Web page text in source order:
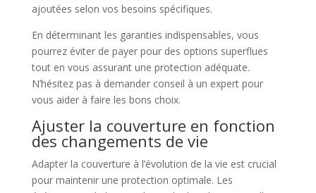
ajoutées selon vos besoins spécifiques.
En déterminant les garanties indispensables, vous
pourrez éviter de payer pour des options superflues
tout en vous assurant une protection adéquate.
N’hésitez pas à demander conseil à un expert pour
vous aider à faire les bons choix.
Ajuster la couverture en fonction
des changements de vie
Adapter la couverture à l’évolution de la vie est crucial
pour maintenir une protection optimale. Les